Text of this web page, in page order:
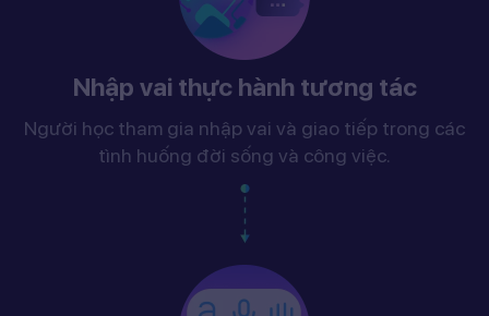
Nhập vai thực hành tương tác
Người học tham gia nhập vai và giao tiếp trong các
tình huống đời sống và công việc.